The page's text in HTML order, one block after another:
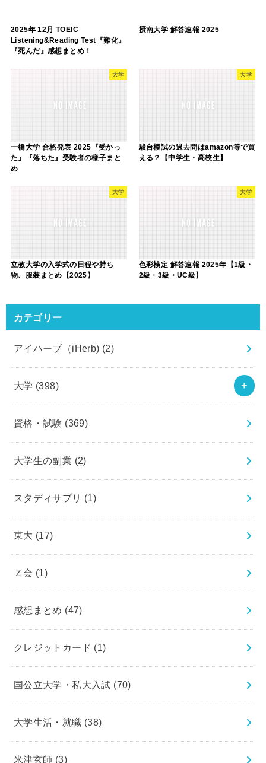
2025年 12月 TOEIC
Listening&Reading Test『難化』
『死んだ』感想まとめ！
摂南大学 解答速報 2025
大学
一橋大学 合格発表 2025『受かっ
た』『落ちた』受験者の様子まと
め
大学
駿台模試の過去問はamazon等で買
える？【中学生・高校生】
大学
立教大学の入学式の日程や持ち
物、服装まとめ【2025】
大学
色彩検定 解答速報 2025年【1級・
2級・3級・UC級】
カテゴリー
アイハーブ（iHerb) (2)
大学 (398)
資格・試験 (369)
大学生の副業 (2)
スタディサプリ (1)
東大 (17)
Ｚ会 (1)
感想まとめ (47)
クレジットカード (1)
国公立大学・私大入試 (70)
大学生活・就職 (38)
米津玄師 (3)